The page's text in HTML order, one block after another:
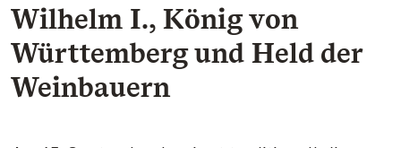
Wilhelm I., König von
Württemberg und Held der
Weinbauern